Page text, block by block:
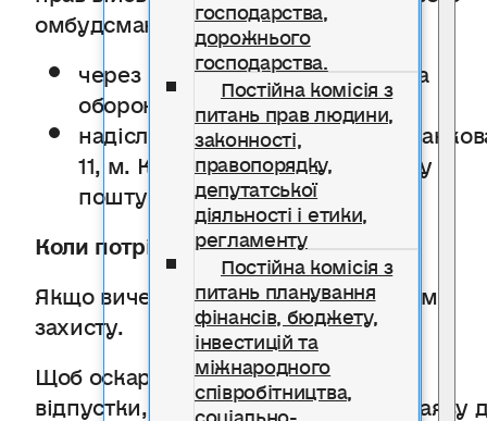
господарства,
дорожнього
господарства.
Постійна комісія з
питань прав людини,
законності,
правопорядку,
депутатської
діяльності і етики,
регламенту
Постійна комісія з
питань планування
фінансів, бюджету,
інвестицій та
міжнародного
співробітництва,
соціально-
омбудсмана):
через гарячу лінію Міністерства
оборони за номером 1512
надіслати лист на адресу вул.
11, м. Київ, 01220 або електронну
пошту: zpv@apu.gov.ua
Коли потрібно звертатися до суду
Якщо вичерпано внутрішні механізми
захисту.
Щоб оскаржити відмову у наданні
відпустки, можна подати позовну заяву